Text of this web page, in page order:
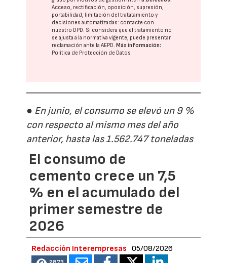
Acceso, rectificación, oposición, supresión,
portabilidad, limitación del tratatamiento y
decisiones automatizadas: contacte con
nuestro DPD. Si considera que el tratamiento no
se ajusta a la normativa vigente, puede presentar
reclamación ante laAEPD. Más información:
Política de Protección de Datos
● En junio, el consumo se elevó un 9 %
con respecto al mismo mes del año
anterior, hasta las 1.562.747 toneladas
El consumo de
cemento crece un 7,5
% en el acumulado del
primer semestre de
2026
Redacción Interempresas 05/08/2026